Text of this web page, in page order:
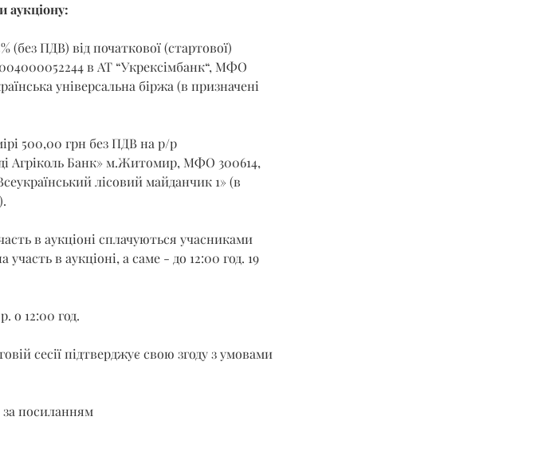
аукціону:
(без ПДВ) від початкової (стартової)
в АТ “Укрексімбанк“, МФО
універсальна біржа (в призначені
500,00 грн без ПДВ на р/р
Агріколь Банк» м.Житомир, МФО 300614,
лісовий майданчик 1» (в
в аукціоні сплачуються учасниками
в аукціоні, а саме - до 12:00 год. 19
о 12:00 год.
сесії підтверджує свою згоду з умовами
посиланням